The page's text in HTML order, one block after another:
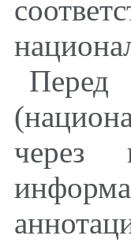
Перед
через